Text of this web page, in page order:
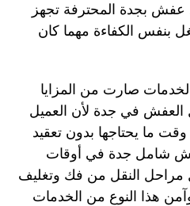
بجدة المحترفة تجهز
بنفس الكفاءة مهما كان
صارت من المزايا
العفش في جدة لأن العميل
ما يحتاجها بدون تعقيد
شامل جدة في أوقات
مراحل النقل من فك وتغليف
هذا النوع من الخدمات